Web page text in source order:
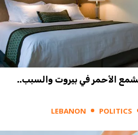
الأحمر في بيروت والسبب..
LEBANON POLITICS